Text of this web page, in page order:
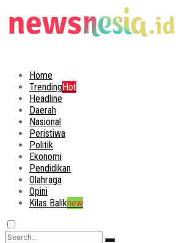
Home
TrendingHot
Headline
Daerah
Nasional
Peristiwa
Politik
Ekonomi
Pendidikan
Olahraga
Opini
Kilas Baliknew